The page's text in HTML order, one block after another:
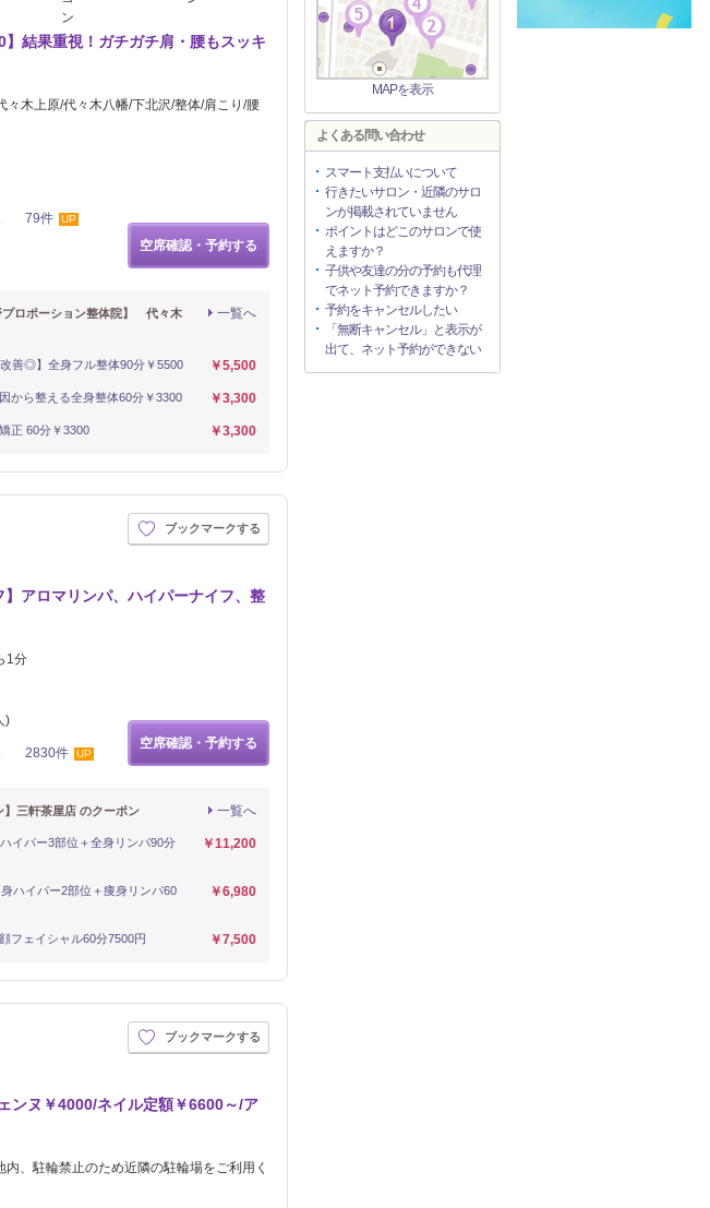
結果重視！ガチガチ肩・腰もスッキ
々木上原/代々木八幡/下北沢/整体/肩こり/腰
79件 UP
空席確認・予約する
一覧へ
ロポーション整体院】 代々木
善◎】全身フル整体90分￥5500 ￥5,500
から整える全身整体60分￥3300 ￥3,300
正 60分￥3300 ￥3,300
ブックマークする
アロマリンパ、ハイパーナイフ、整
1分
)
2830件 UP
空席確認・予約する
一覧へ
三軒茶屋店 のクーポン
イパー3部位＋全身リンパ90分
￥11,200
ハイパー2部位＋痩身リンパ60
￥6,980
フェイシャル60分7500円 ￥7,500
ブックマークする
ンヌ￥4000/ネイル定額￥6600～/ア
、駐輪禁止のため近隣の駐輪場をご利用く
MAPを表示
よくある問い合わせ
スマート支払いについて
行きたいサロン・近隣のサロ
ンが掲載されていません
ポイントはどこのサロンで使
えますか？
子供や友達の分の予約も代理
でネット予約できますか？
予約をキャンセルしたい
「無断キャンセル」と表示が
出て、ネット予約ができない